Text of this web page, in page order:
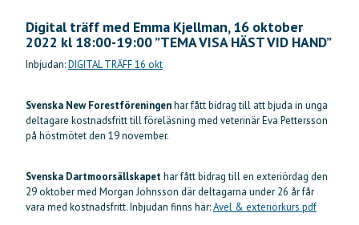
Digital träff med Emma Kjellman, 16 oktober
2022 kl 18:00-19:00 ”TEMA VISA HÄST VID HAND”
Inbjudan:DIGITAL TRÄFF 16 okt
Svenska New Forestföreningenhar fått bidrag till att bjuda in unga
deltagare kostnadsfritt till föreläsning med veterinär Eva Pettersson
på höstmötet den 19 november.
Svenska Dartmoorsällskapethar fått bidrag till en exteriördag den
29 oktober med Morgan Johnsson där deltagarna under 26 år får
vara med kostnadsfritt. Inbjudan finns här:Avel & exteriörkurs pdf